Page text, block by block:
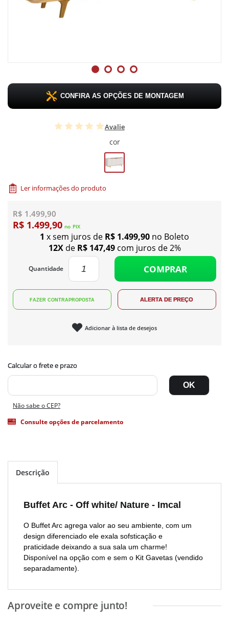
CONFIRA AS OPÇÕES DE MONTAGEM
Avalie
cor
Ler informações do produto
R$ 1.499,90
R$ 1.499,90 no PIX
1 x sem juros de R$ 1.499,90 no Boleto
12Xde R$ 147,49 com juros de 2%
Quantidade COMPRAR
Adicionar à lista de desejos
Não sabe o CEP?
Consulte opções de parcelamento
Descrição
Buffet Arc - Off white/ Nature - Imcal
O Buffet Arc agrega valor ao seu ambiente, com um
design diferenciado ele exala sofsticação e
praticidade deixando a sua sala um charme!
Disponível na opção com e sem o Kit Gavetas (vendido
separadamente).